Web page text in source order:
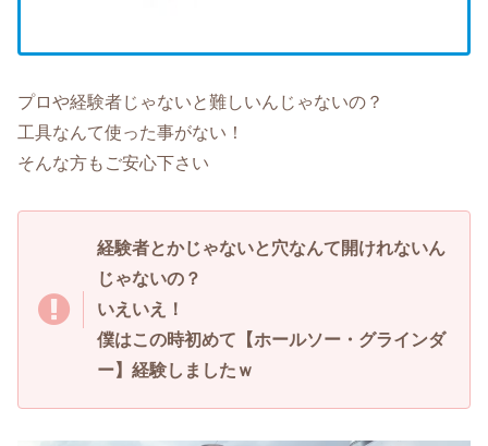
プロや経験者じゃないと難しいんじゃないの？
工具なんて使った事がない！
そんな方もご安心下さい
経験者とかじゃないと穴なんて開けれないん
じゃないの？
いえいえ！
僕はこの時初めて【ホールソー・グラインダ
ー】経験しましたｗ